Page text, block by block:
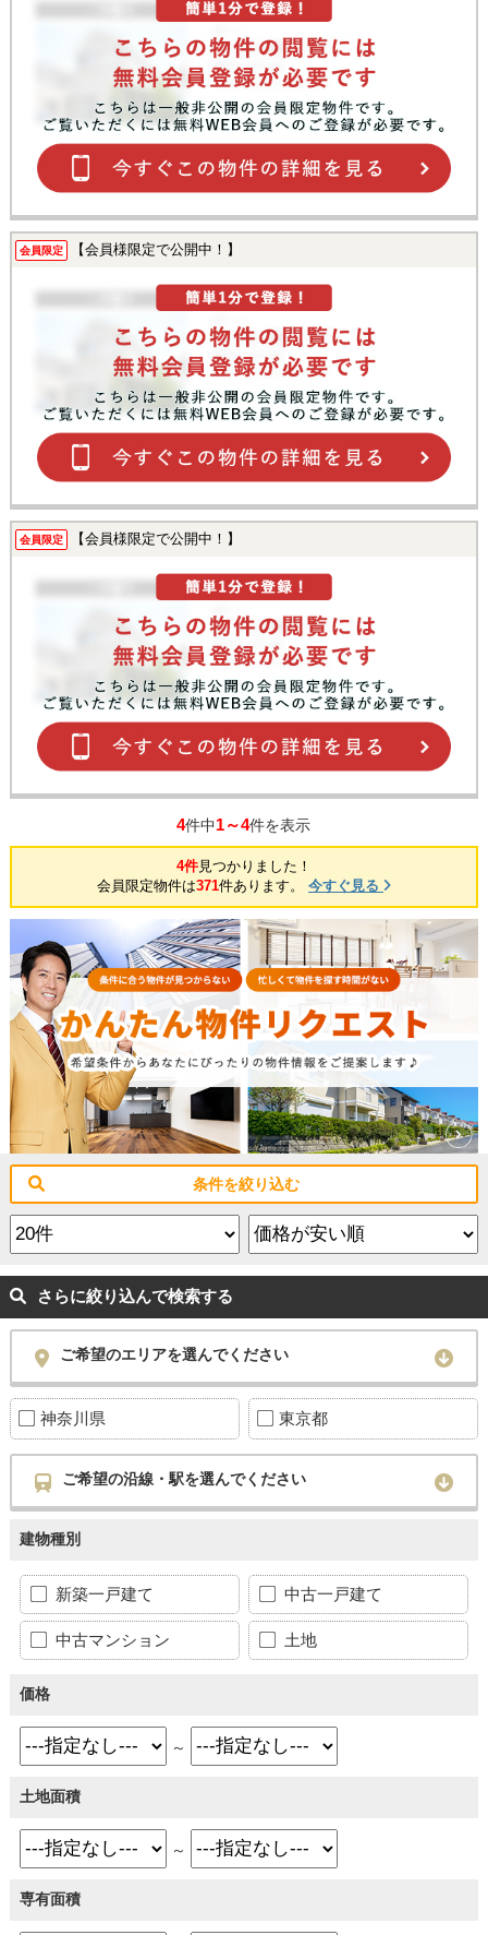
会員限定 【会員様限定で公開中！】
会員限定 【会員様限定で公開中！】
4件中1～4件を表示
4件見つかりました！
会員限定物件は371件あります。 今すぐ見る
条件を絞り込む
さらに絞り込んで検索する
ご希望のエリアを選んでください
神奈川県 東京都
ご希望の沿線・駅を選んでください
建物種別
新築一戸建て 中古一戸建て
中古マンション 土地
価格
～
土地面積
～
専有面積